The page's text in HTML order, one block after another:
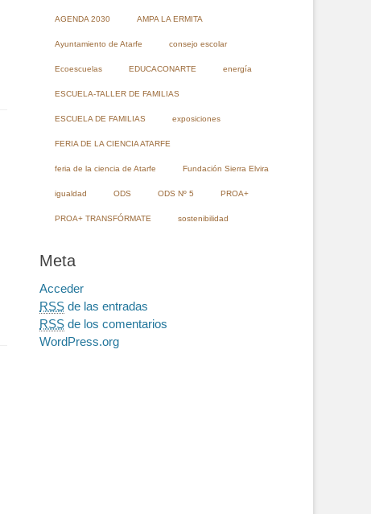
AGENDA 2030 AMPA LA ERMITA
Ayuntamiento de Atarfe consejo escolar
Ecoescuelas EDUCACONARTE energía
ESCUELA-TALLER DE FAMILIAS
ESCUELA DE FAMILIAS exposiciones
FERIA DE LA CIENCIA ATARFE
feria de la ciencia de Atarfe Fundación Sierra Elvira
igualdad ODS ODS Nº 5 PROA+
PROA+ TRANSFÓRMATE sostenibilidad
Meta
Acceder
RSS de las entradas
RSS de los comentarios
WordPress.org